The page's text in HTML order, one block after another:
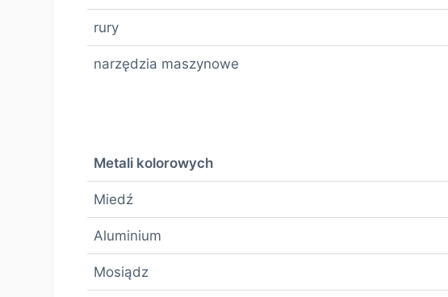
rury
narzędzia maszynowe
Metali kolorowych
Miedź
Aluminium
Mosiądz